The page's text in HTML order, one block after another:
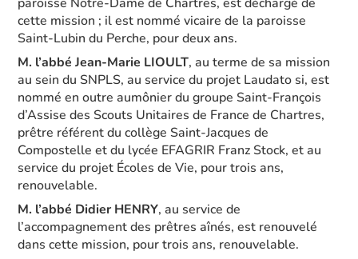
cette mission ; il est nommé vicaire de la paroisse
Saint-Lubin du Perche, pour deux ans.
M. l’abbé Jean-Marie LIOULT, au terme de sa mission
au sein du SNPLS, au service du projet Laudato si, est
nommé en outre aumônier du groupe Saint-François
d’Assise des Scouts Unitaires de France de Chartres,
prêtre référent du collège Saint-Jacques de
Compostelle et du lycée EFAGRIR Franz Stock, et au
service du projet Écoles de Vie, pour trois ans,
renouvelable.
M. l’abbé Didier HENRY, au service de
l’accompagnement des prêtres aînés, est renouvelé
dans cette mission, pour trois ans, renouvelable.